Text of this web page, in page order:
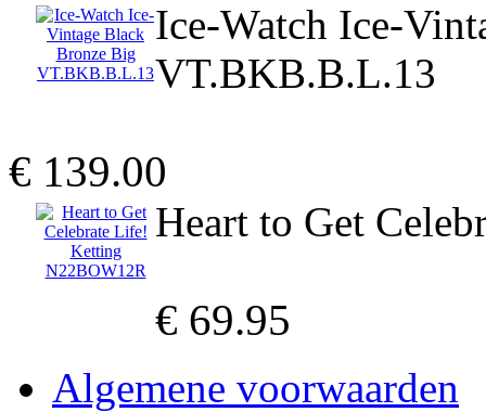
Ice-Watch Ice-
VT.BKB.B.L.13
€ 139.00
Heart to Get
€ 69.95
Algemene voorwaarden